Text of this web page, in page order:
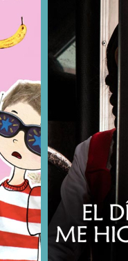
COMPARTIR